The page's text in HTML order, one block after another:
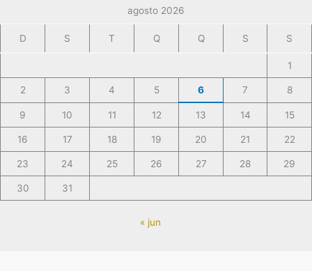
agosto 2026
D S T Q Q S S
1
2 3 4 5 6 7 8
9 10 11 12 13 14 15
16 17 18 19 20 21 22
23 24 25 26 27 28 29
30 31
« jun